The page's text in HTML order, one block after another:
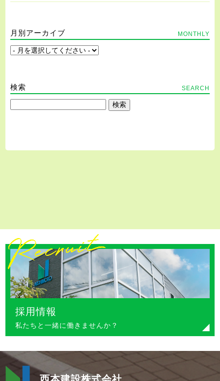
月別アーカイブ MONTHLY
検索 SEARCH
採用情報
私たちと一緒に働きませんか？